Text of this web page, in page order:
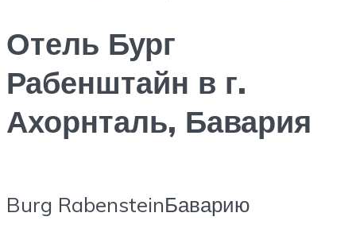
Отель Бург
Рабенштайн в г.
Ахорнталь, Бавария
Burg RabensteinБаварию